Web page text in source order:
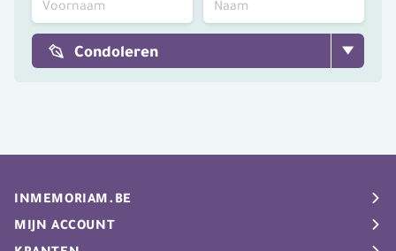
Condoleren
INMEMORIAM.BE
Rouwberichten
MIJN ACCOUNT
My Inmemoriam